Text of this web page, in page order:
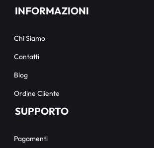
INFORMAZIONI
Chi Siamo
Contatti
Blog
Ordine Cliente
SUPPORTO
Pagamenti